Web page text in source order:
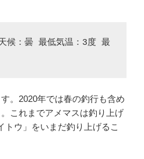
：曇 最低気温：3度 最
。2020年では春の釣行も含め
これまでアメマスは釣り上げ
トウ」をいまだ釣り上げるこ